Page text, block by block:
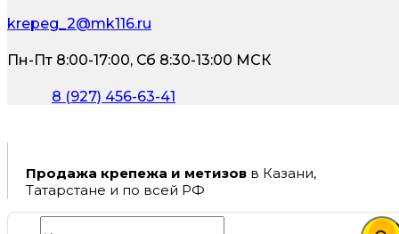
krepeg_2@mk116.ru
Пн-Пт 8:00-17:00, Сб 8:30-13:00 МСК
8 (927) 456-63-41
Продажа крепежа и метизов в Казани,
Татарстане и по всей РФ